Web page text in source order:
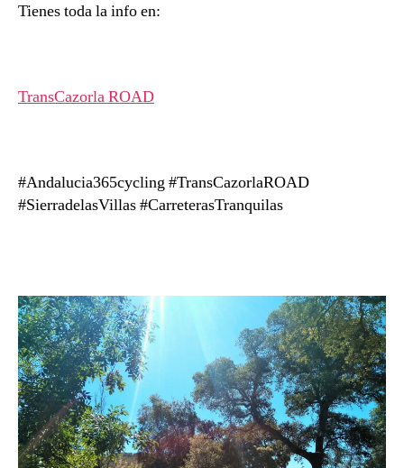
Tienes toda la info en:
TransCazorla ROAD
#Andalucia365cycling #TransCazorlaROAD
#SierradelasVillas #CarreterasTranquilas